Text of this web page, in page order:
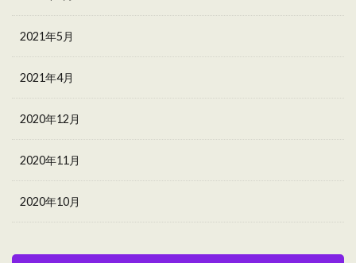
2021年5月
2021年4月
2020年12月
2020年11月
2020年10月